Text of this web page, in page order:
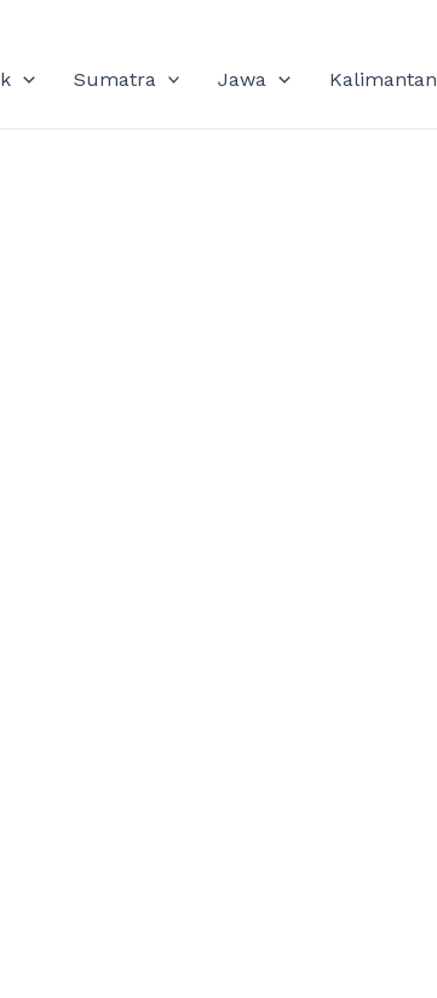
Sumatra Jawa Kalimantan